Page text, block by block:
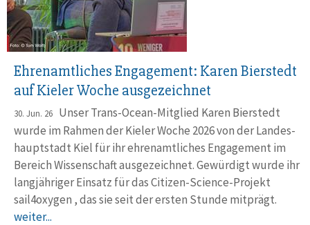
Ehrenamtliches Engagement: Karen Bierstedt
auf Kieler Woche ausgezeichnet
30. Jun. 26 Unser Trans-Ocean-Mitglied Karen Bierstedt
wurde im Rahmen der Kieler Woche 2026 von der Landes­
haupt­stadt Kiel für ihr ehren­amtliches Engage­ment im
Bereich Wissen­schaft ausge­zeichnet. Gewürdigt wurde ihr
lang­jähriger Einsatz für das Citizen-Science-Projekt
sail4oxygen , das sie seit der ersten Stunde mit­prägt.
weiter...